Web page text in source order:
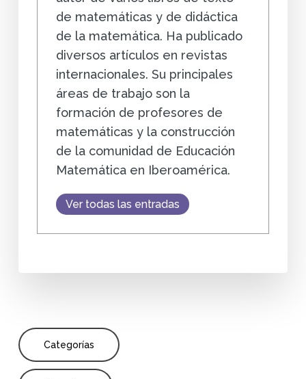
de matemáticas y de didáctica
de la matemática. Ha publicado
diversos artículos en revistas
internacionales. Su principales
áreas de trabajo son la
formación de profesores de
matemáticas y la construcción
de la comunidad de Educación
Matemática en Iberoamérica.
Ver todas las entradas
Categorías